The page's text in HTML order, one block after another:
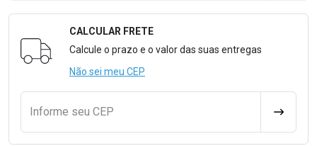
Formulário para Calcular o Frete
CALCULAR FRETE
Calcule o prazo e o valor das suas entregas
Não sei meu CEP
Informe seu CEP